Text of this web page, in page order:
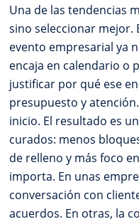
Una de las tendencias
sino seleccionar mejor.
evento empresarial ya
encaja en calendario o
justificar por qué ese
presupuesto y
inicio. El resultado es
curados: menos
de relleno y más foco
importa. En unas
conversación con
acuerdos. En otras, la